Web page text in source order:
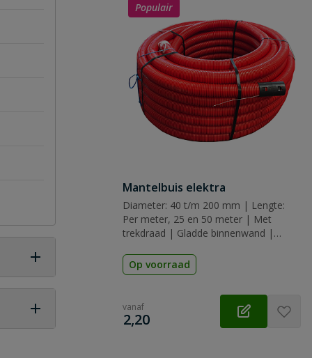
Populair
Mantelbuis elektra
Diameter: 40 t/m 200 mm | Lengte:
Per meter, 25 en 50 meter | Met
trekdraad | Gladde binnenwand |
Op voorraad
vanaf
€
2,20